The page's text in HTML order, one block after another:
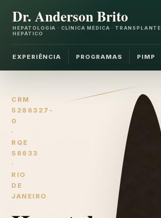
Dr. Anderson Brito
HEPATOLOGIA · CLÍNICA MÉDICA · TRANSPLANTE
HEPÁTICO
EXPERIÊNCIA PROGRAMAS PIMP
CRM
5286327-
0
·
RQE
58633
·
RIO
DE
JANEIRO